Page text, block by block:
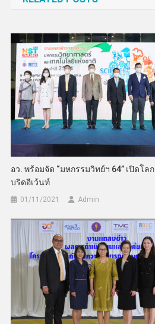
อว. พร้อมจัด “มหกรรมวิทย์ฯ 64” เปิดโล
บริดอีเว้นท์
01/11/2021 Admin